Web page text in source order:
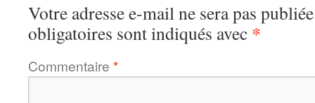
Votre adresse e-mail ne sera pas
obligatoires sont indiqués avec *
Commentaire *